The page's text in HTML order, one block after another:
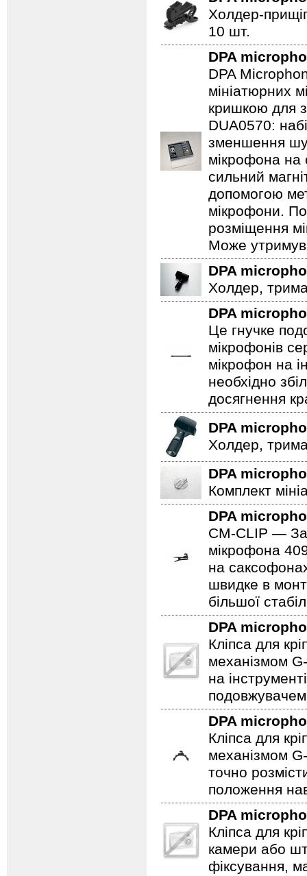
Холдер-
10 шт.
DPA
DPA
мініатюрних
кришкою для
DUA0570:
зменшення
мікрофона на
сильний
допомогою
мікрофони.
розміщення
Може
DPA
Холдер,
DPA
Це гнучке
мікрофонів
мікрофон на
необхідно
досягнення
DPA
Холдер,
DPA
Комплект
DPA
CM-CLIP —
мікрофона
на
швидке в
більшої
DPA
Кліпса для
механізмом
на
DPA
Кліпса для
механізмом
точно
положення
DPA
Кліпса для
камери або
фіксування,